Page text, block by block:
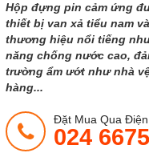
Hộp đựng pin cảm ứng
thiết bị van xả tiểu nam
thương hiệu nổi tiếng
năng chống nước cao,
trường ẩm ướt như nhà
hàng...
Đặt Mua Qua
024